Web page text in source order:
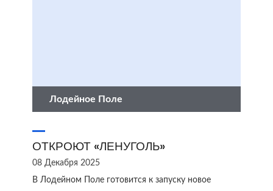
Лодейное Поле
ОТКРОЮТ «ЛЕНУГОЛЬ»
08 Декабря 2025
В Лодейном Поле готовится к запуску новое